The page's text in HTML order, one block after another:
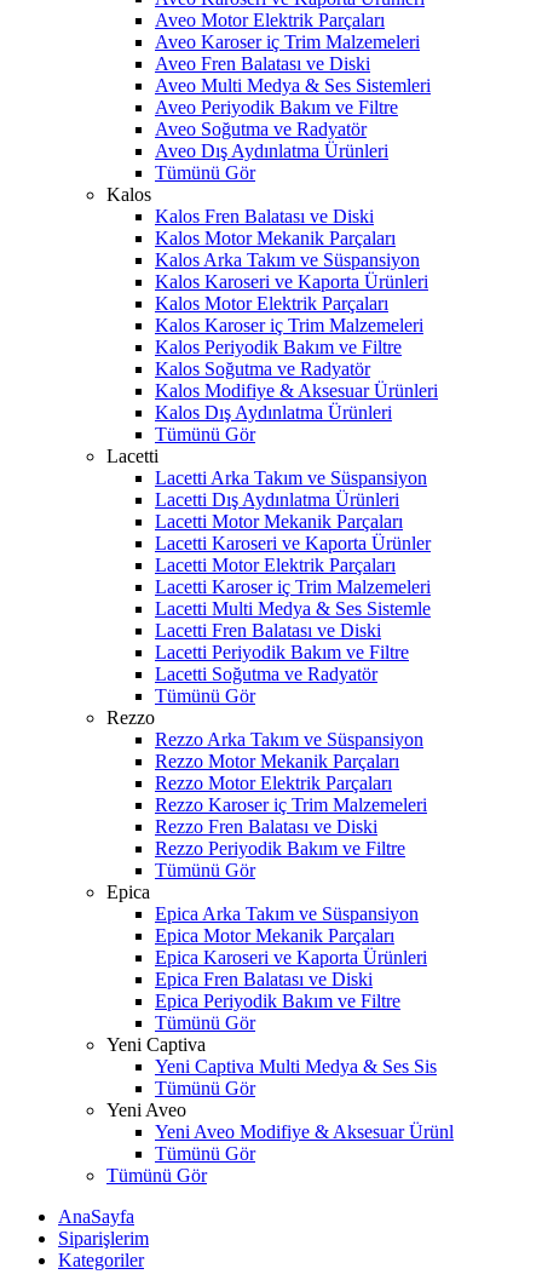
Aveo Motor Elektrik Parçaları
Aveo Karoser iç Trim Malzemeleri
Aveo Fren Balatası ve Diski
Aveo Multi Medya & Ses Sistemleri
Aveo Periyodik Bakım ve Filtre
Aveo Soğutma ve Radyatör
Aveo Dış Aydınlatma Ürünleri
Tümünü Gör
Kalos
Kalos Fren Balatası ve Diski
Kalos Motor Mekanik Parçaları
Kalos Arka Takım ve Süspansiyon
Kalos Karoseri ve Kaporta Ürünleri
Kalos Motor Elektrik Parçaları
Kalos Karoser iç Trim Malzemeleri
Kalos Periyodik Bakım ve Filtre
Kalos Soğutma ve Radyatör
Kalos Modifiye & Aksesuar Ürünleri
Kalos Dış Aydınlatma Ürünleri
Tümünü Gör
Lacetti
Lacetti Arka Takım ve Süspansiyon
Lacetti Dış Aydınlatma Ürünleri
Lacetti Motor Mekanik Parçaları
Lacetti Karoseri ve Kaporta Ürünler
Lacetti Motor Elektrik Parçaları
Lacetti Karoser iç Trim Malzemeleri
Lacetti Multi Medya & Ses Sistemle
Lacetti Fren Balatası ve Diski
Lacetti Periyodik Bakım ve Filtre
Lacetti Soğutma ve Radyatör
Tümünü Gör
Rezzo
Rezzo Arka Takım ve Süspansiyon
Rezzo Motor Mekanik Parçaları
Rezzo Motor Elektrik Parçaları
Rezzo Karoser iç Trim Malzemeleri
Rezzo Fren Balatası ve Diski
Rezzo Periyodik Bakım ve Filtre
Tümünü Gör
Epica
Epica Arka Takım ve Süspansiyon
Epica Motor Mekanik Parçaları
Epica Karoseri ve Kaporta Ürünleri
Epica Fren Balatası ve Diski
Epica Periyodik Bakım ve Filtre
Tümünü Gör
Yeni Captiva
Yeni Captiva Multi Medya & Ses Sis
Tümünü Gör
Yeni Aveo
Yeni Aveo Modifiye & Aksesuar Ürünl
Tümünü Gör
Tümünü Gör
AnaSayfa
Siparişlerim
Kategoriler